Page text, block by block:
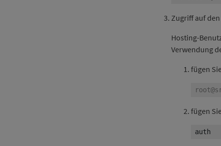
Zugriff auf den
Hosting-
Verwendung
fügen
fügen
auth